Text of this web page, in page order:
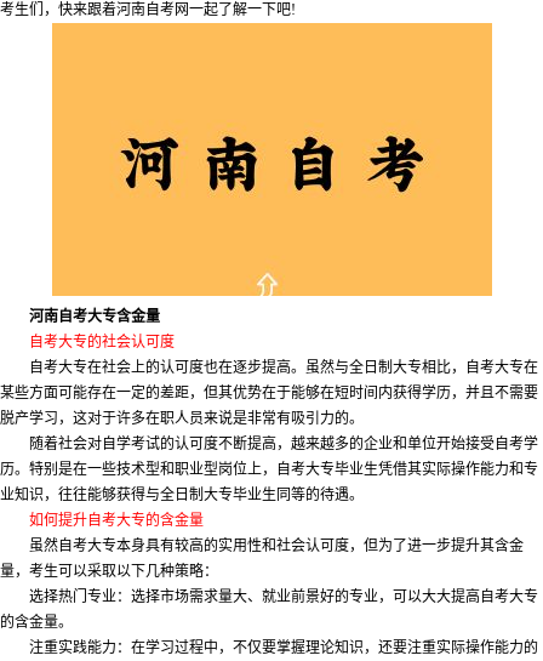
考生们，快来跟着河南自考网一起了解一下吧!
河南自考大专含金量
自考大专的社会认可度
自考大专在社会上的认可度也在逐步提高。虽然与全日制大专相比，自考大专在
某些方面可能存在一定的差距，但其优势在于能够在短时间内获得学历，并且不需要
脱产学习，这对于许多在职人员来说是非常有吸引力的。
随着社会对自学考试的认可度不断提高，越来越多的企业和单位开始接受自考学
历。特别是在一些技术型和职业型岗位上，自考大专毕业生凭借其实际操作能力和专
业知识，往往能够获得与全日制大专毕业生同等的待遇。
如何提升自考大专的含金量
虽然自考大专本身具有较高的实用性和社会认可度，但为了进一步提升其含金
量，考生可以采取以下几种策略：
选择热门专业：选择市场需求量大、就业前景好的专业，可以大大提高自考大专
的含金量。
注重实践能力：在学习过程中，不仅要掌握理论知识，还要注重实际操作能力的